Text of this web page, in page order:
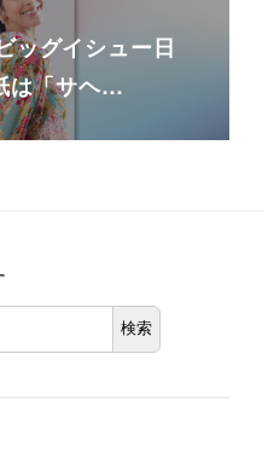
ッグイシュー日
は「サヘ…
検索